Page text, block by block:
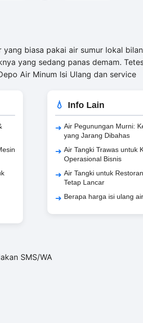
biasa pakai air sumur lokal
yang sedang panas demam.
Air Minum Isi Ulang dan service
Info Lain
Air Pegunungan Murni:
yang Jarang Dibahas
Air Tangki Trawas untuk
Operasional Bisnis
Air Tangki untuk
Tetap Lancar
Berapa harga isi ulang
SMS/WA